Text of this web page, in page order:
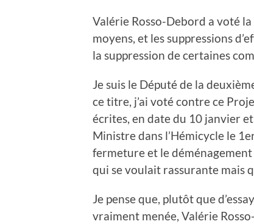
Valérie Rosso-Debord a voté
moyens, et les suppressions
la suppression de certaines
Je suis le Député de la
ce titre, j’ai voté contre ce
écrites, en date du 10 janvier
Ministre dans l’Hémicycle le
fermeture et le déménagement
qui se voulait rassurante mais
Je pense que, plutôt que
vraiment menée, Valérie